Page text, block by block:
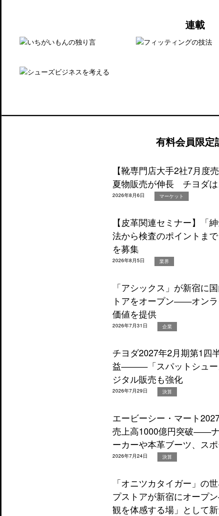
連載
有料会員限定
【靴専門店大手2社7月度
夏物販売が伸長 チヨダ
2026年8月6日 マーケット
【皮革関連セミナー】「
法から検査のポイントま
を募集
2026年8月5日 業界
「アシックス」が新宿に
トアをオープン――オン
価値を提供
2026年7月31日 企業
チヨダ2027年2月期第1四
益―――「スパットシュー
ジタル販売も強化
2026年7月29日 決算
エービーシー・マート
売上高1000億円突破――
ーカーや本革ブーツ、ス
2026年7月24日 決算
「オニツカタイガー」の
プストアが新宿にオープ
観を体感する場」として